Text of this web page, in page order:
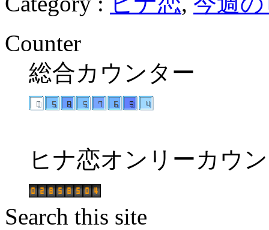
Counter
総合カウンター
ヒナ恋オンリーカウ
Search this site